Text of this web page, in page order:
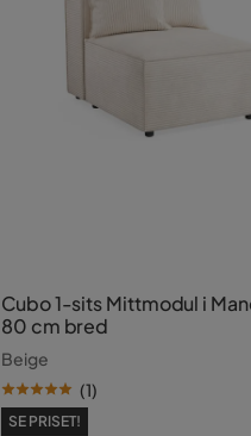
Cubo 1-sits Mittmodul i
80 cm bred
Beige
(1)
SE PRISET!